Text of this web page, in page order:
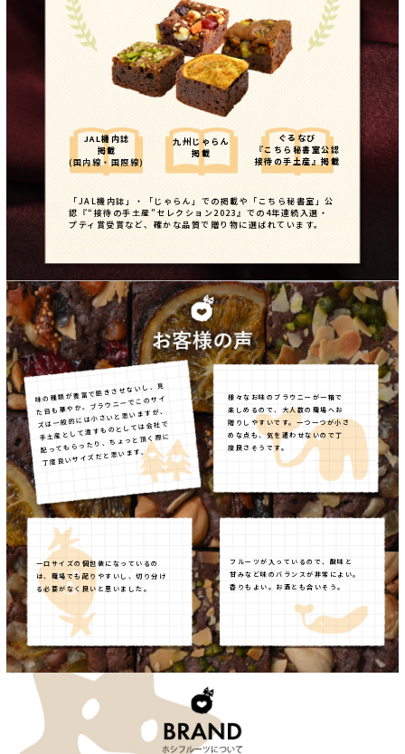
JAL機内誌
掲載
(国内線・国際線)
九州じゃらん
掲載
ぐるなび
『こちら秘書室公認
接待の手土産』掲載
「JAL機内誌」・「じゃらん」での掲載や「こちら秘書室」公
認『“接待の手土産”セレクション2023』での4年連続入選・
プティ賞受賞など、確かな品質で贈り物に選ばれています。
味の種類が豊富で飽きさせないし、見
た目も華やか。ブラウニーでこのサイ
ズは一般的には小さいと思いますが、
手土産として渡すものとしては会社で
配ってもらったり、ちょっと頂く際に
丁度良いサイズだと思います。
様々なお味のブラウニーが一箱で
楽しめるので、大人数の職場へお
贈りしやすいです。一つ一つが小さ
めな点も、気を遣わせないので丁
度良さそうです。
一口サイズの個包装になっているの
は、職場でも配りやすいし、切り分け
る必要がなく良いと思いました。
フルーツが入っているので、酸味と
甘みなど味のバランスが非常によい。
香りもよい。お酒とも合いそう。